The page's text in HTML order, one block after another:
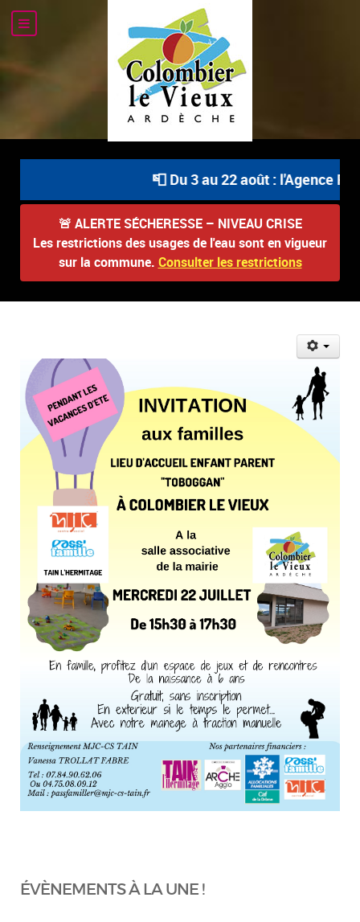
📮 Du 3 au 22 août : l'Agence
🚨 ALERTE SÉCHERESSE – NIVEAU CRISE
Les restrictions des usages de l'eau sont en vigueur
sur la commune. Consulter les restrictions
ÉVÈNEMENTS À LA UNE !